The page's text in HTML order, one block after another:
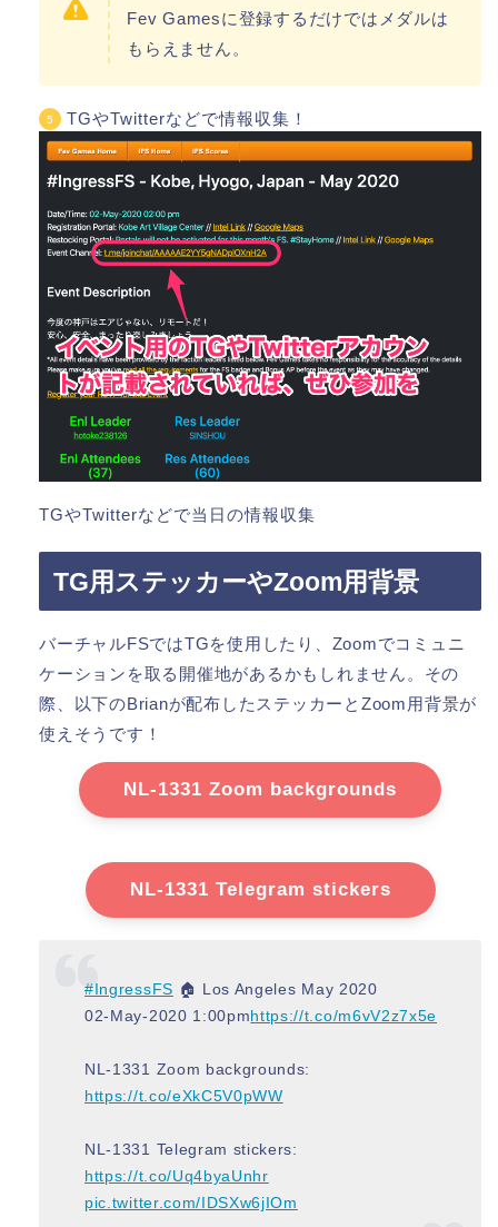
Fev Gamesに登録するだけではメダルは
もらえません。
TGやTwitterなどで情報収集！
TGやTwitterなどで当日の情報収集
TG用ステッカーやZoom用背景
バーチャルFSではTGを使用したり、Zoomでコミュニ
ケーションを取る開催地があるかもしれません。その
際、以下のBrianが配布したステッカーとZoom用背景が
使えそうです！
NL-1331 Zoom backgrounds
NL-1331 Telegram stickers
#IngressFS 🏠 Los Angeles May 2020
02-May-2020 1:00pm https://t.co/m6vV2z7x5e
NL-1331 Zoom backgrounds:
https://t.co/eXkC5V0pWW
NL-1331 Telegram stickers:
https://t.co/Uq4byaUnhr
pic.twitter.com/IDSXw6jIOm